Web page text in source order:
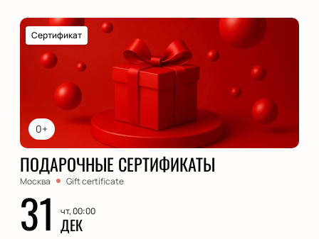
0+
Сертификат
ПОДАРОЧНЫЕ СЕРТИФИКАТЫ
Москва Gift certificate
31 чт, 00:00
ДЕК